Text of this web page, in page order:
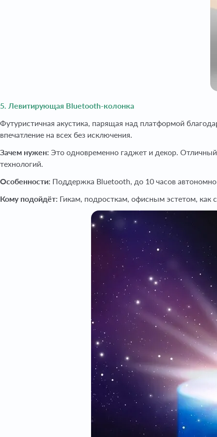
5. Левитирующая Bluetooth-колонка
Футуристичная акустика, парящая над платформой
впечатление на всех без исключения.
Зачем нужен: Это одновременно гаджет и декор. Отличный
технологий.
Особенности: Поддержка Bluetooth, до 10 часов
Кому подойдёт: Гикам, подросткам, офисным эстетом, как